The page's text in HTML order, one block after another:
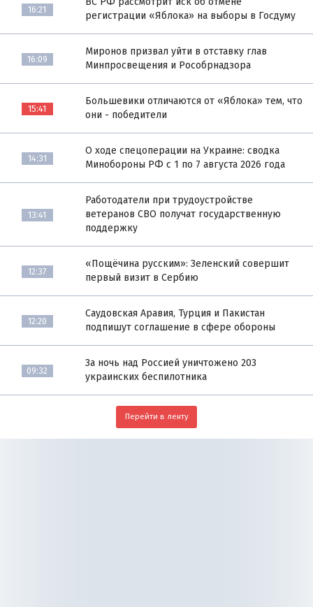
16:21
регистрации «Яблока» на выборы в Госдуму
16:09
Миронов призвал уйти в отставку глав
Минпросвещения и Рособрнадзора
15:41
Большевики отличаются от «Яблока» тем, что
они - победители
14:31
О ходе спецоперации на Украине: сводка
Минобороны РФ с 1 по 7 августа 2026 года
13:41
Работодатели при трудоустройстве
ветеранов СВО получат государственную
поддержку
12:37
«Пощёчина русским»: Зеленский совершит
первый визит в Сербию
12:20
Саудовская Аравия, Турция и Пакистан
подпишут соглашение в сфере обороны
09:32
За ночь над Россией уничтожено 203
украинских беспилотника
Перейти в ленту